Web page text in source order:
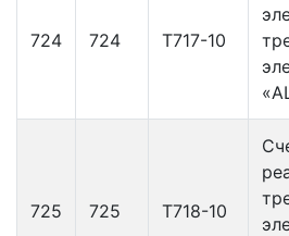
724 724 Т717-10
725 725 Т718-10